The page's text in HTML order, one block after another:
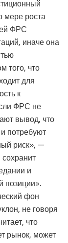
мере роста
ФРС
иначе она
того, что
для
к
ФРС не
вывод, что
потребуют
риск», —
и
позиции».
фон
не говоря
что
рынок, может